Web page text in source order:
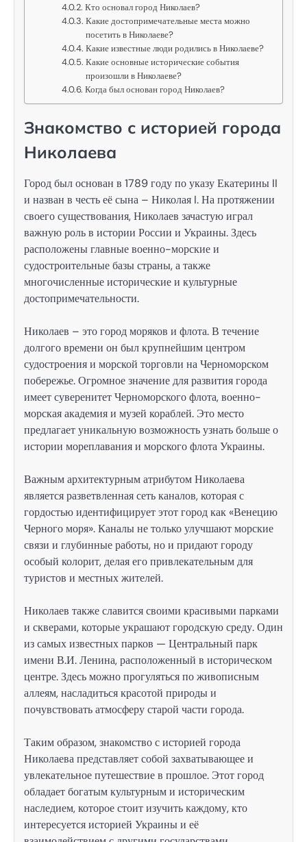
Кто основал город Николаев?
Какие достопримечательные места можно
посетить в Николаеве?
Какие известные люди родились в Николаеве?
Какие основные исторические события
произошли в Николаеве?
Когда был основан город Николаев?
Знакомство с историей города
Николаева
Город был основан в 1789 году по указу Екатерины II
и назван в честь её сына – Николая I. На протяжении
своего существования, Николаев зачастую играл
важную роль в истории России и Украины. Здесь
расположены главные военно-морские и
судостроительные базы страны, а также
многочисленные исторические и культурные
достопримечательности.
Николаев – это город моряков и флота. В течение
долгого времени он был крупнейшим центром
судостроения и морской торговли на Черноморском
побережье. Огромное значение для развития города
имеет суверенитет Черноморского флота, военно-
морская академия и музей кораблей. Это место
предлагает уникальную возможность узнать больше о
истории мореплавания и морского флота Украины.
Важным архитектурным атрибутом Николаева
является разветвленная сеть каналов, которая с
гордостью идентифицирует этот город как «Венецию
Черного моря». Каналы не только улучшают морские
связи и глубинные работы, но и придают городу
особый колорит, делая его привлекательным для
туристов и местных жителей.
Николаев также славится своими красивыми парками
и скверами, которые украшают городскую среду. Один
из самых известных парков — Центральный парк
имени В.И. Ленина, расположенный в историческом
центре. Здесь можно прогуляться по живописным
аллеям, насладиться красотой природы и
почувствовать атмосферу старой части города.
Таким образом, знакомство с историей города
Николаева представляет собой захватывающее и
увлекательное путешествие в прошлое. Этот город
обладает богатым культурным и историческим
наследием, которое стоит изучить каждому, кто
интересуется историей Украины и её